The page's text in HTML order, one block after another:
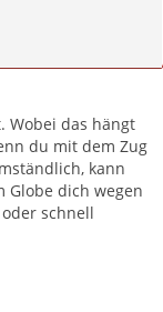
Wobei das hängt
du mit dem Zug
kann
Globe dich wegen
schnell
Zitieren